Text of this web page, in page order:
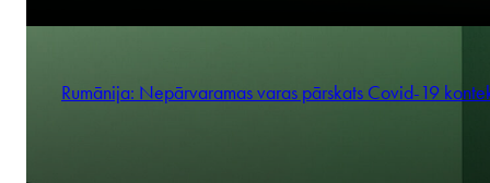
Rumānija: Nepārvaramas varas pārskats Covid-19